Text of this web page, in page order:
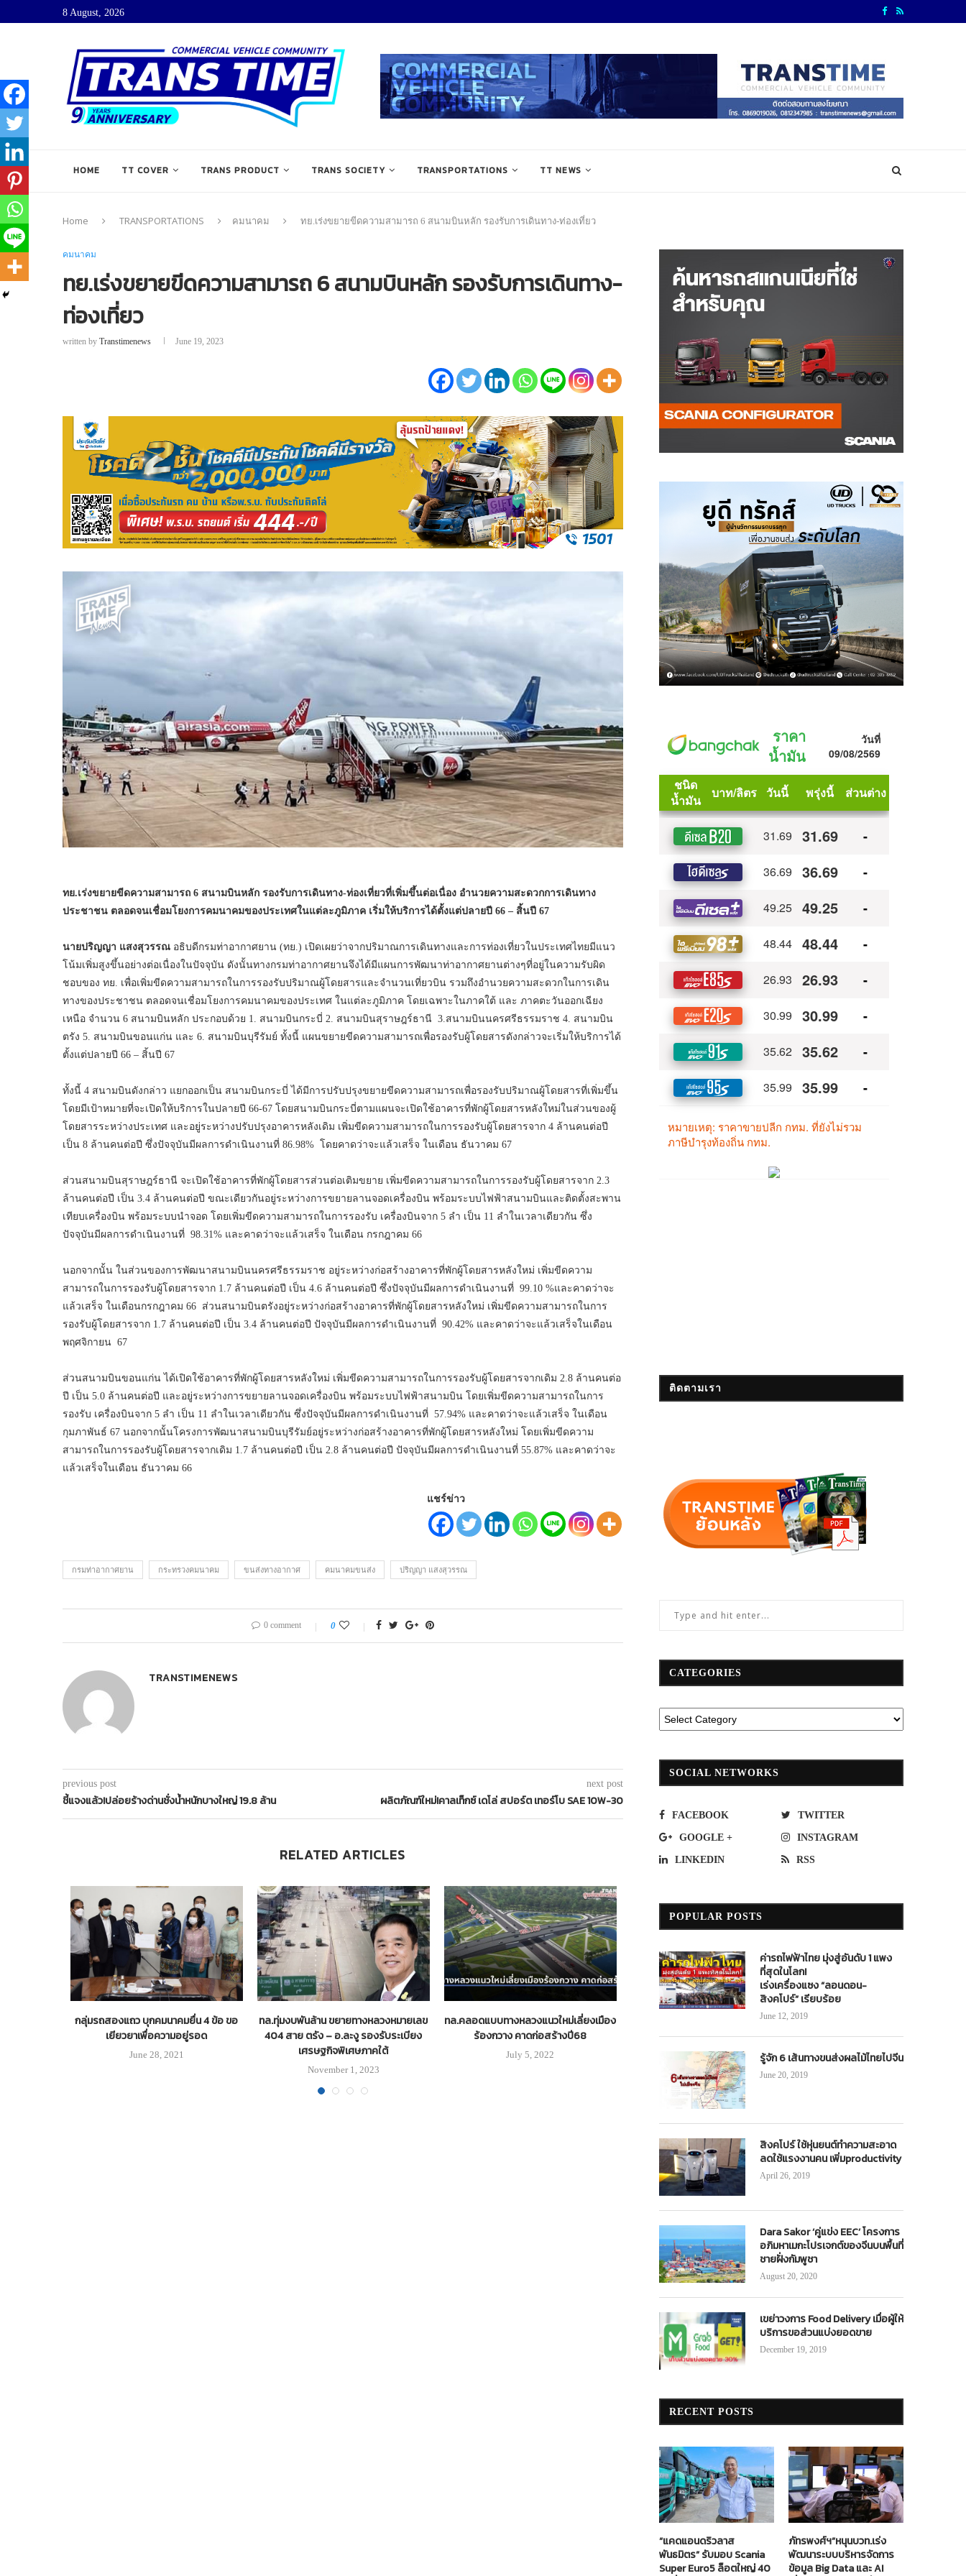
8 August, 2026
HOME TT COVER TRANS PRODUCT TRANS SOCIETY TRANSPORTATIONS TT NEWS
Home TRANSPORTATIONS คมนาคม ทย.เร่งขยายขีดความสามารถ 6 สนามบินหลัก รองรับการเดินทาง-ท่องเที่ยว
คมนาคม
ทย.เร่งขยายขีดความสามารถ 6 สนามบินหลัก รองรับการเดินทาง-
ท่องเที่ยว
written by Transtimenews June 19, 2023
ทย.เร่งขยายขีดความสามารถ 6 สนามบินหลัก รองรับการเดินทาง-ท่องเที่ยวที่เพิ่มขึ้นต่อเนื่อง อำนวยความสะดวกการเดินทาง
ประชาชน ตลอดจนเชื่อมโยงการคมนาคมของประเทศในแต่ละภูมิภาค เริ่มให้บริการได้ตั้งแต่ปลายปี 66 – สิ้นปี 67
นายปริญญา แสงสุวรรณ อธิบดีกรมท่าอากาศยาน (ทย.) เปิดเผยว่าจากปริมาณการเดินทางและการท่องเที่ยวในประเทศไทยมีแนว
โน้มเพิ่มสูงขึ้นอย่างต่อเนื่องในปัจจุบัน ดังนั้นทางกรมท่าอากาศยานจึงได้มีแผนการพัฒนาท่าอากาศยานต่างๆที่อยู่ในความรับผิด
ชอบของ ทย. เพื่อเพิ่มขีดความสามารถในการรองรับปริมาณผู้โดยสารและจำนวนเที่ยวบิน รวมถึงอำนวยความสะดวกในการเดิน
ทางของประชาชน ตลอดจนเชื่อมโยงการคมนาคมของประเทศ ในแต่ละภูมิภาค โดยเฉพาะในภาคใต้ และ ภาคตะวันออกเฉียง
เหนือ จำนวน 6 สนามบินหลัก ประกอบด้วย 1. สนามบินกระบี่ 2. สนามบินสุราษฎร์ธานี 3.สนามบินนครศรีธรรมราช 4. สนามบิน
ตรัง 5. สนามบินขอนแก่น และ 6. สนามบินบุรีรัมย์ ทั้งนี้ แผนขยายขีดความสามารถเพื่อรองรับผู้โดยสารดังกล่าวจะเริ่มให้บริการได้
ตั้งแต่ปลายปี 66 – สิ้นปี 67
ทั้งนี้ 4 สนามบินดังกล่าว แยกออกเป็น สนามบินกระบี่ ได้มีการปรับปรุงขยายขีดความสามารถเพื่อรองรับปริมาณผู้โดยสารที่เพิ่มขึ้น
โดยมีเป้าหมายที่จะเปิดให้บริการในปลายปี 66-67 โดยสนามบินกระบี่ตามแผนจะเปิดใช้อาคารที่พักผู้โดยสารหลังใหม่ในส่วนของผู้
โดยสารระหว่างประเทศ และอยู่ระหว่างปรับปรุงอาคารหลังเดิม เพิ่มขีดความสามารถในการรองรับผู้โดยสารจาก 4 ล้านคนต่อปี
เป็น 8 ล้านคนต่อปี ซึ่งปัจจุบันมีผลการดำเนินงานที่ 86.98% โดยคาดว่าจะแล้วเสร็จ ในเดือน ธันวาคม 67
ส่วนสนามบินสุราษฎร์ธานี จะเปิดใช้อาคารที่พักผู้โดยสารส่วนต่อเติมขยาย เพิ่มขีดความสามารถในการรองรับผู้โดยสารจาก 2.3
ล้านคนต่อปี เป็น 3.4 ล้านคนต่อปี ขณะเดียวกันอยู่ระหว่างการขยายลานจอดเครื่องบิน พร้อมระบบไฟฟ้าสนามบินและติดตั้งสะพาน
เทียบเครื่องบิน พร้อมระบบนำจอด โดยเพิ่มขีดความสามารถในการรองรับ เครื่องบินจาก 5 ลำ เป็น 11 ลำในเวลาเดียวกัน ซึ่ง
ปัจจุบันมีผลการดำเนินงานที่ 98.31% และคาดว่าจะแล้วเสร็จ ในเดือน กรกฎาคม 66
นอกจากนั้น ในส่วนของการพัฒนาสนามบินนครศรีธรรมราช อยู่ระหว่างก่อสร้างอาคารที่พักผู้โดยสารหลังใหม่ เพิ่มขีดความ
สามารถในการรองรับผู้โดยสารจาก 1.7 ล้านคนต่อปี เป็น 4.6 ล้านคนต่อปี ซึ่งปัจจุบันมีผลการดำเนินงานที่ 99.10 %และคาดว่าจะ
แล้วเสร็จ ในเดือนกรกฎาคม 66 ส่วนสนามบินตรังอยู่ระหว่างก่อสร้างอาคารที่พักผู้โดยสารหลังใหม่ เพิ่มขีดความสามารถในการ
รองรับผู้โดยสารจาก 1.7 ล้านคนต่อปี เป็น 3.4 ล้านคนต่อปี ปัจจุบันมีผลการดำเนินงานที่ 90.42% และคาดว่าจะแล้วเสร็จในเดือน
พฤศจิกายน 67
ส่วนสนามบินขอนแก่น ได้เปิดใช้อาคารที่พักผู้โดยสารหลังใหม่ เพิ่มขีดความสามารถในการรองรับผู้โดยสารจากเดิม 2.8 ล้านคนต่อ
ปี เป็น 5.0 ล้านคนต่อปี และอยู่ระหว่างการขยายลานจอดเครื่องบิน พร้อมระบบไฟฟ้าสนามบิน โดยเพิ่มขีดความสามารถในการ
รองรับ เครื่องบินจาก 5 ลำ เป็น 11 ลำในเวลาเดียวกัน ซึ่งปัจจุบันมีผลการดำเนินงานที่ 57.94% และคาดว่าจะแล้วเสร็จ ในเดือน
กุมภาพันธ์ 67 นอกจากนั้นโครงการพัฒนาสนามบินบุรีรัมย์อยู่ระหว่างก่อสร้างอาคารที่พักผู้โดยสารหลังใหม่ โดยเพิ่มขีดความ
สามารถในการรองรับผู้โดยสารจากเดิม 1.7 ล้านคนต่อปี เป็น 2.8 ล้านคนต่อปี ปัจจุบันมีผลการดำเนินงานที่ 55.87% และคาดว่าจะ
แล้วเสร็จในเดือน ธันวาคม 66
แชร์ข่าว
กรมท่าอากาศยาน กระทรวงคมนาคม ขนส่งทางอากาศ คมนาคมขนส่ง ปริญญา แสงสุวรรณ
0 comment 0
TRANSTIMENEWS
previous post
ชี้แจงแล้ว!ปล่อยร้างด่านชั่งน้ำหนักบางใหญ่ 19.8 ล้าน
next post
ผลิตภัณฑ์ใหม่!คาลเท็กซ์ เดโล่ สปอร์ต เทอร์โบ SAE 10W-30
RELATED ARTICLES
กลุ่มรถสองแถว บุกคมนาคมยื่น 4 ข้อ ขอ
เยียวยาเพื่อความอยู่รอด
June 28, 2021
ทล.ทุ่มงบพันล้าน ขยายทางหลวงหมายเลข
404 สาย ตรัง – อ.ละงู รองรับระเบียง
เศรษฐกิจพิเศษภาคใต้
November 1, 2023
ทล.คลอดแบบทางหลวงแนวใหม่เลี่ยงเมือง
ร้องกวาง คาดก่อสร้างปี68
July 5, 2022
เอกชนร้อง ป.ป.ช.โครงการรถไฟความเร็ว
สูงไม่โปร่งใส
November 27, 2020
โดยสารเดินทางช่วงตรุษจีน เฉลี่ย
182,000 คน
ติดตามเรา
CATEGORIES
SOCIAL NETWORKS
FACEBOOK TWITTER
GOOGLE + INSTAGRAM
LINKEDIN RSS
POPULAR POSTS
ค่ารถไฟฟ้าไทย มุ่งสู่อันดับ 1 แพง
ที่สุดในโลก!
เร่งเครื่องแซง “ลอนดอน-
สิงคโปร์” เรียบร้อย
June 12, 2019
รู้จัก 6 เส้นทางขนส่งผลไม้ไทยไปจีน
June 20, 2019
สิงคโปร์ ใช้หุ่นยนต์ทำความสะอาด
ลดใช้แรงงานคน เพิ่มproductivity
April 26, 2019
Dara Sakor ‘คู่แข่ง EEC’ โครงการ
อภิมหาเมกะโปรเจกต์ของจีนบนพื้นที่
ชายฝั่งกัมพูชา
August 20, 2020
เขย่าวงการ Food Delivery เมื่อผู้ให้
บริการขอส่วนแบ่งยอดขาย
December 19, 2019
RECENT POSTS
“แคดแอนดริวลาส
พันธมิตร” รับมอบ Scania
Super Euro5 ล็อตใหญ่ 40
ภัทรพงศ์ฯ”หนุนบวท.เร่ง
พัฒนาระบบบริหารจัดการ
ข้อมูล Big Data และ AI